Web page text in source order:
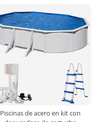
Piscinas de acero en kit con